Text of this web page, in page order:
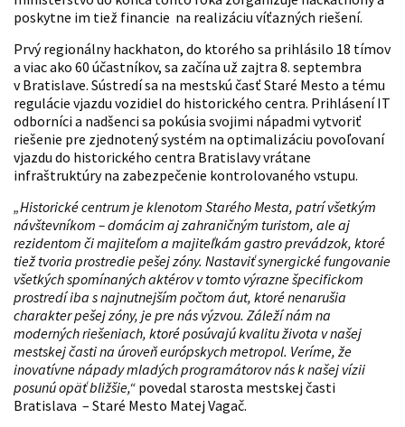
poskytne im tiež financie na realizáciu víťazných riešení.
Prvý regionálny hackhaton, do ktorého sa prihlásilo 18 tímov
a viac ako 60 účastníkov, sa začína už zajtra 8. septembra
v Bratislave. Sústredí sa na mestskú časť Staré Mesto a tému
regulácie vjazdu vozidiel do historického centra. Prihlásení IT
odborníci a nadšenci sa pokúsia svojimi nápadmi vytvoriť
riešenie pre zjednotený systém na optimalizáciu povoľovaní
vjazdu do historického centra Bratislavy vrátane
infraštruktúry na zabezpečenie kontrolovaného vstupu.
„Historické centrum je klenotom Starého Mesta, patrí všetkým
návštevníkom – domácim aj zahraničným turistom, ale aj
rezidentom či majiteľom a majiteľkám gastro prevádzok, ktoré
tiež tvoria prostredie pešej zóny. Nastaviť synergické fungovanie
všetkých spomínaných aktérov v tomto výrazne špecifickom
prostredí iba s najnutnejším počtom áut, ktoré nenarušia
charakter pešej zóny, je pre nás výzvou. Záleží nám na
moderných riešeniach, ktoré posúvajú kvalitu života v našej
mestskej časti na úroveň európskych metropol. Veríme, že
inovatívne nápady mladých programátorov nás k našej vízii
posunú opäť bližšie,“ povedal starosta mestskej časti
Bratislava – Staré Mesto Matej Vagač.